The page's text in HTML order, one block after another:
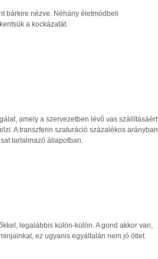
bárkire nézve. Néhány életmódbeli
a kockázatát.
amely a szervezetben lévő vas szállításáért
A transzferin szaturáció százalékos arányban
tartalmazó állapotban.
legalábbis külön-külön. A gond akkor van,
ez ugyanis egyáltalán nem jó ötlet.